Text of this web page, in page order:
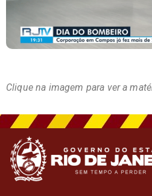
Clique na imagem para ver a